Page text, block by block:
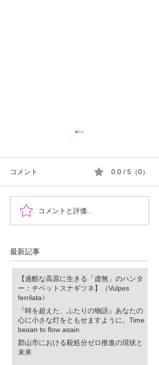
『時を超えた、ふたりの
物語』あなたの心に小さ
に。Time began to flow again
コメント 0.0 / 5（0）
コメントと評価...
最新記事
【過酷な高原に生きる「虚無」のハンタ
ー：チベットスナギツネ】（Vulpes
ferrilata）
『時を超えた、ふたりの物語』あなたの
心に小さな灯をともせますように。Time
began to flow again
郡山市における殺処分ゼロ推進の現状と
未来